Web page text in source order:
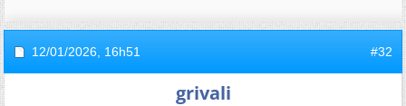
12/01/2026, 16h51 #32
grivali